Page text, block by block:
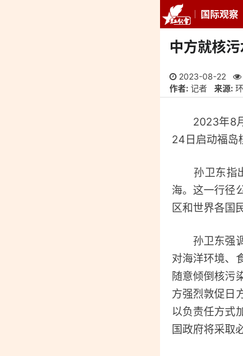
国际观察
推荐 最新
中方就核
2023-08-22
作者: 记者 来源:
2023年8月
24日启动福岛
孙卫东指出
海。这一行径
区和世界各国
孙卫东强调
对海洋环境、
随意倾倒核污
方强烈敦促日
以负责任方式
国政府将采取